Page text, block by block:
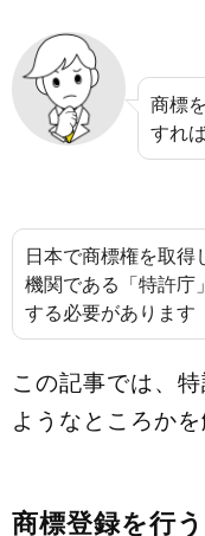
商標
すれ
日本で商標権を取得
機関である「特許庁
する必要があります
この記事では、
ようなところかを
商標登録を行